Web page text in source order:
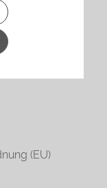
(EU)